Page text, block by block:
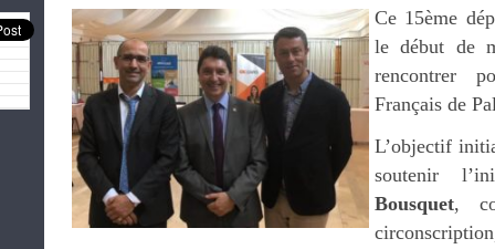
Ce 15ème
le début de
rencontrer
Français de
L’objectif
soutenir
Bousquet,